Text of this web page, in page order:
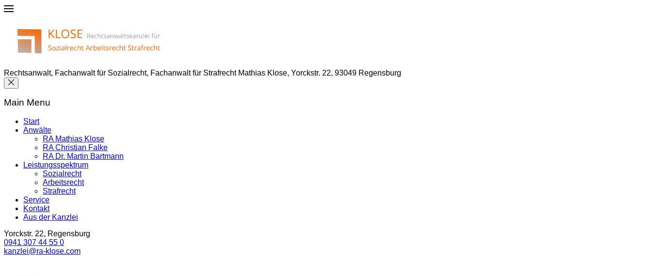
Rechtsanwalt, Fachanwalt für Sozialrecht, Fachanwalt für Strafrecht Mathias Klose, Yorckstr. 22, 93049 Regensburg
Main Menu
Start
Anwälte
RA Mathias Klose
RA Christian Falke
RA Dr. Martin Bartmann
Leistungsspektrum
Sozialrecht
Arbeitsrecht
Strafrecht
Service
Kontakt
Aus der Kanzlei
Yorckstr. 22, Regensburg
0941 307 44 55 0
kanzlei@ra-klose.com